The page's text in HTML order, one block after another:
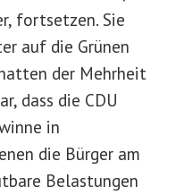
fortsetzen. Sie
auf die Grünen
der Mehrheit
dass die CDU
in
die Bürger am
Belastungen